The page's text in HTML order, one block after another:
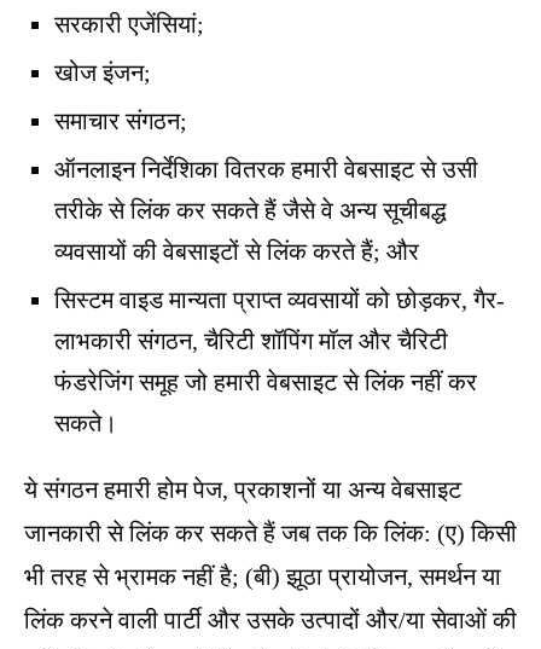
सरकारी एजेंसियां;
खोज इंजन;
समाचार संगठन;
ऑनलाइन निर्देशिका वितरक हमारी वेबसाइट से उसी
तरीके से लिंक कर सकते हैं जैसे वे अन्य सूचीबद्ध
व्यवसायों की वेबसाइटों से लिंक करते हैं; और
सिस्टम वाइड मान्यता प्राप्त व्यवसायों को छोड़कर, गैर-
लाभकारी संगठन, चैरिटी शॉपिंग मॉल और चैरिटी
फंडरेजिंग समूह जो हमारी वेबसाइट से लिंक नहीं कर
सकते।
ये संगठन हमारी होम पेज, प्रकाशनों या अन्य वेबसाइट
जानकारी से लिंक कर सकते हैं जब तक कि लिंक: (ए) किसी
भी तरह से भ्रामक नहीं है; (बी) झूठा प्रायोजन, समर्थन या
लिंक करने वाली पार्टी और उसके उत्पादों और/या सेवाओं की